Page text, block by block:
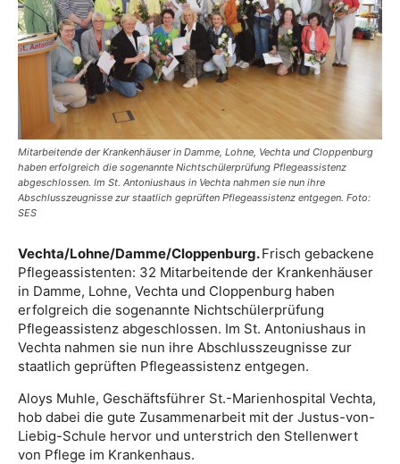
Mitarbeitende der Krankenhäuser in Damme, Lohne, Vechta und Cloppenburg
haben erfolgreich die sogenannte Nichtschülerprüfung Pflegeassistenz
abgeschlossen. Im St. Antoniushaus in Vechta nahmen sie nun ihre
Abschlusszeugnisse zur staatlich geprüften Pflegeassistenz entgegen. Foto:
SES
Vechta/Lohne/Damme/Cloppenburg.Frisch gebackene
Pflegeassistenten: 32 Mitarbeitende der Krankenhäuser
in Damme, Lohne, Vechta und Cloppenburg haben
erfolgreich die sogenannte Nichtschülerprüfung
Pflegeassistenz abgeschlossen. Im St. Antoniushaus in
Vechta nahmen sie nun ihre Abschlusszeugnisse zur
staatlich geprüften Pflegeassistenz entgegen.
Aloys Muhle, Geschäftsführer St.-Marienhospital Vechta,
hob dabei die gute Zusammenarbeit mit der Justus-von-
Liebig-Schule hervor und unterstrich den Stellenwert
von Pflege im Krankenhaus.